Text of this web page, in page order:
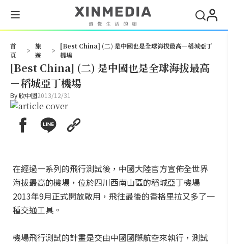
首
頁
>
旅
遊
>
[Best China] (二) 是中國也是全球海拔最高－稻城亞丁
機場
[Best China] (二) 是中國也是全球海拔最高
－稻城亞丁機場
By欣中國2013/12/31
在經過一系列的飛行測試後，中國大陸官方宣佈全世界
海拔最高的機場，位於四川西南山區的稻城亞丁機場
2013年9月正式開放啟用，飛往最後的香格里拉又多了一
種交通工具。
機場飛行測試的計畫是交由中國國際航空來執行，測試